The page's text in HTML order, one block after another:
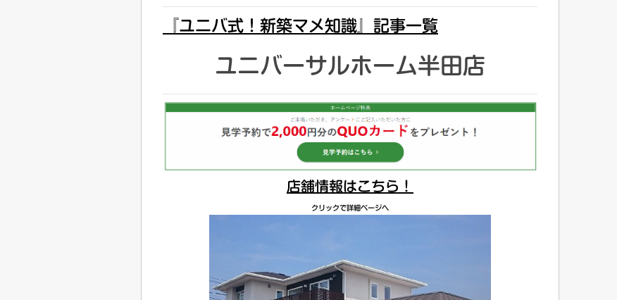
『ユニバ式！新築マメ知識』記事一覧
ユニバーサルホーム半田店
店舗情報はこちら！
クリックで詳細ページへ